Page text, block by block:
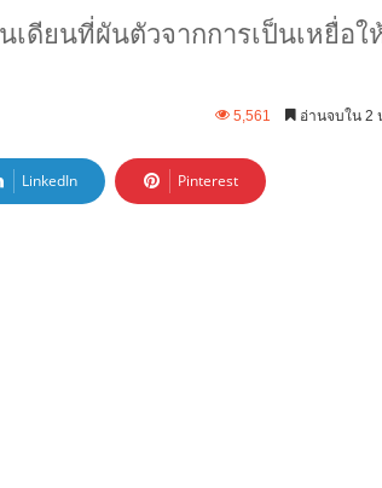
เดียนที่ผันตัวจากการเป็นเหยื่อใ
5,561 อ่านจบใน 2
LinkedIn Pinterest